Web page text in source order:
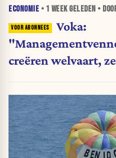
ECONOMIE • 1 WEEKGELEDEN •
Voka:
creëren welvaart,